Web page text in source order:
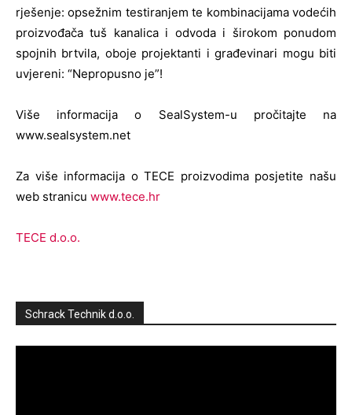
rješenje: opsežnim testiranjem te kombinacijama vodećih
proizvođača tuš kanalica i odvoda i širokom ponudom
spojnih brtvila, oboje projektanti i građevinari mogu biti
uvjereni: “Nepropusno je”!
Više informacija o SealSystem-u pročitajte na
www.sealsystem.net
Za više informacija o TECE proizvodima posjetite našu
web stranicu www.tece.hr
TECE d.o.o.
Schrack Technik d.o.o.